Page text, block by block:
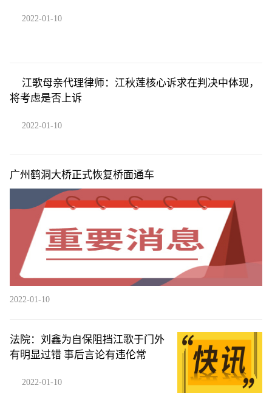
2022-01-10
江歌母亲代理律师：江秋莲核心诉求在判决中体现，
将考虑是否上诉
2022-01-10
广州鹤洞大桥正式恢复桥面通车
2022-01-10
法院：刘鑫为自保阻挡江歌于门外
有明显过错 事后言论有违伦常
2022-01-10